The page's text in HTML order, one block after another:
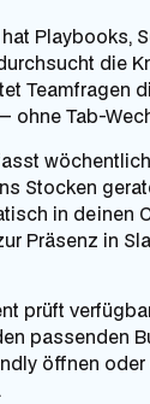
Playbooks,
die
Teamfragen
ohne Tab-
Stocken
in deinen
Präsenz in
prüft
passenden
öffnen oder